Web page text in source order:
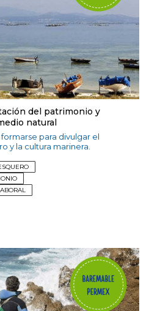
del patrimonio y
natural
para divulgar el
y la cultura marinera.